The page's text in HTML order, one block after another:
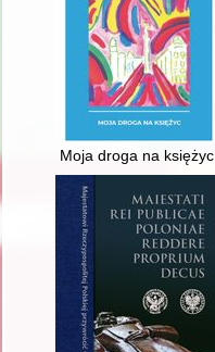
Moja droga na księżyc